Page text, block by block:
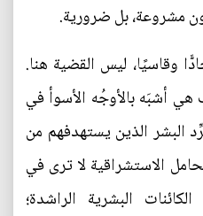
مشروعة، بل ضرورية.
وقاسيًا، ليس القضية هنا.
أشبَه بالأوجُه الأسوأ في
البشر الذين يستهدفهم من
الاستشراقية لا ترى في
البشرية الراشدة؛